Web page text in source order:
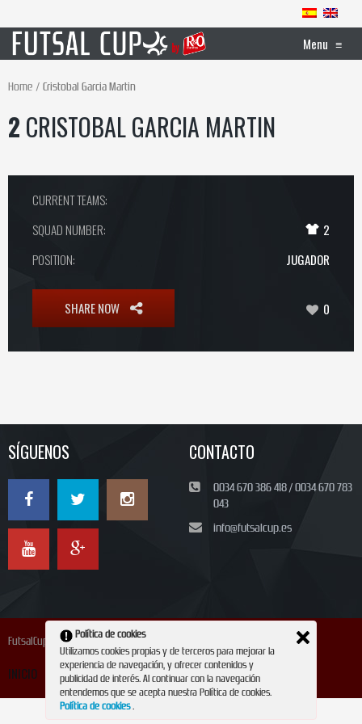
Menu ≡
Home Cristobal Garcia Martin
2 CRISTOBAL GARCIA MARTIN
CURRENT TEAMS:
SQUAD NUMBER:
2
POSITION:
JUGADOR
SHARE NOW 0
SÍGUENOS CONTACTO
0034 670 386 418 / 0034 670 783
043
info@futsalcup.es
FutsalCup 2024
INICIO INSCRIPCIÓN CONTACTO REVISTA
Política de cookies
Utilizamos cookies propias y de terceros para mejorar la
experiencia de navegación, y ofrecer contenidos y
publicidad de interés. Al continuar con la navegación
entendemos que se acepta nuestra Política de cookies.
Política de cookies.